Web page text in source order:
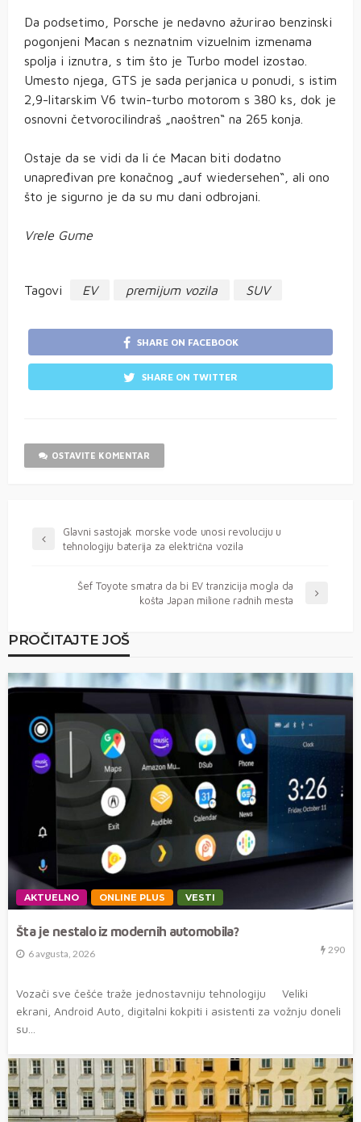
Da podsetimo, Porsche je nedavno ažurirao benzinski
pogonjeni Macan s neznatnim vizuelnim izmenama
spolja i iznutra, s tim što je Turbo model izostao.
Umesto njega, GTS je sada perjanica u ponudi, s istim
2,9-litarskim V6 twin-turbo motorom s 380 ks, dok je
osnovni četvorocilindraš „naoštren“ na 265 konja.
Ostaje da se vidi da li će Macan biti dodatno
unapređivan pre konačnog „auf wiedersehen“, ali ono
što je sigurno je da su mu dani odbrojani.
Vrele Gume
Tagovi EV premijum vozila SUV
SHARE ON FACEBOOK
SHARE ON TWITTER
OSTAVITE KOMENTAR
Glavni sastojak morske vode unosi revoluciju u
tehnologiju baterija za električna vozila
Šef Toyote smatra da bi EV tranzicija mogla da
košta Japan milione radnih mesta
PROČITAJTE JOŠ
AKTUELNO ONLINE PLUS VESTI
Šta je nestalo iz modernih automobila?
6 avgusta, 2026 290
Vozači sve češće traže jednostavniju tehnologiju Veliki
ekrani, Android Auto, digitalni kokpiti i asistenti za vožnju doneli
su...